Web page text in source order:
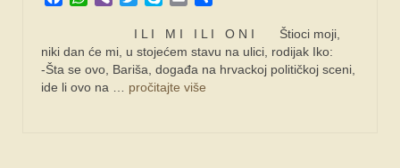
I L I M I I L I O N I Štioci moji,
niki dan će mi, u stojećem stavu na ulici, rodijak Iko:
-Šta se ovo, Bariša, događa na hrvackoj političkoj sceni,
ide li ovo na … pročitajte više